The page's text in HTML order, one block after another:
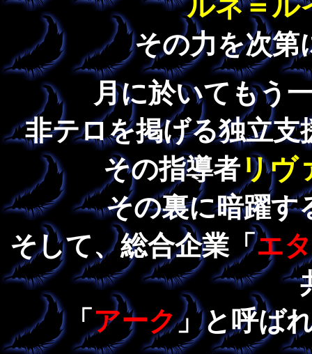
ルネ＝ル
その力を次第
月に於いてもう
非テロを掲げる独立支
その指導者リヴ
その裏に暗躍す
そして、総合企業「エ
「 アーク」と呼ば